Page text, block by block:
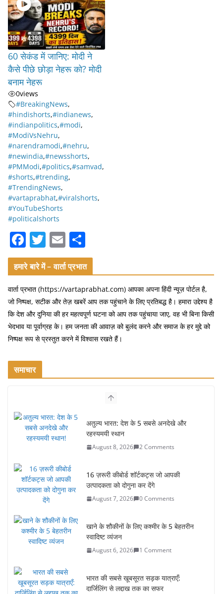
60 सेकंड में जानिए: मोदी ने
कैसे पीछे छोड़ा नेहरू को? मोदी
बनाम नेहरू
0views
#BreakingNews,
#hindishorts,#indianews,
#indianpolitics,#modi,
#ModiVsNehru,
#narendramodi,#nehru,
#newindia,#newsshorts,
#PMModi,#politics,#samvad,
#shorts,#trending,
#TrendingNews,
#vartaprabhat,#viralshorts,
#YouTubeShorts
#politicalshorts
F
a
c
e
b
o
o
T
w
itt
er
E
m
ai
l
h
ar
e
हमारे बारे में – वार्ता प्रभात
वार्ता प्रभात (https://vartaprabhat.com) आपका अपना हिंदी न्यूज़ पोर्टल है,
जो निष्पक्ष, सटीक और तेज़ खबरें आप तक पहुंचाने के लिए प्रतिबद्ध है। हमारा उद्देश्य है
कि देश और दुनिया की हर महत्वपूर्ण घटना को आप तक पहुंचाया जाए, वह भी बिना किसी
भेदभाव या पूर्वाग्रह के। हम जनता की आवाज़ को बुलंद करने और समाज के हर मुद्दे को
निष्पक्ष रूप से प्रस्तुत करने में विश्वास रखते हैं।
समाचार
अतुल्य भारत: देश के 5 सबसे अनदेखे और
रहस्यमयी स्थान
August 8, 2026 2 Comments
16 ज़रूरी कीबोर्ड शॉर्टकट्स जो आपकी
उत्पादकता को दोगुना कर देंगे
August 7, 2026 0 Comments
खाने के शौकीनों के लिए कश्मीर के 5 बेहतरीन
स्वादिष्ट व्यंजन
August 6, 2026 1 Comment
भारत की सबसे खूबसूरत सड़क यात्राएँ:
दार्जिलिंग से लद्दाख तक का सफर